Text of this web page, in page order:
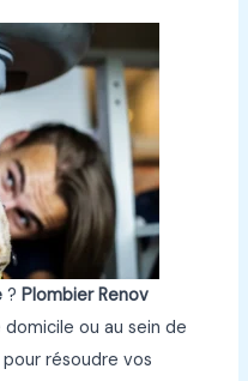
?Plombier Renov
ou au sein de
pour résoudre vos